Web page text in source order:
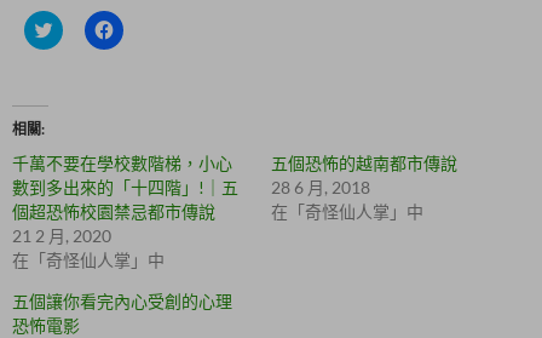
分
享
e
r
(
在
新
視
窗
中
啟
)
按
一
a
c
b
o
k
(
新
視
相關
千萬不要在學校數階梯，小心
數到多出來的「十四階」!｜五
個超恐怖校園禁忌都市傳說
21 2 月, 2020
在「奇怪仙人掌」中
五個恐怖的越南都市傳說
28 6 月, 2018
在「奇怪仙人掌」中
五個讓你看完內心受創的心理
恐怖電影